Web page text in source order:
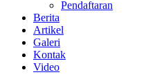
Pendaftaran
Berita
Artikel
Galeri
Kontak
Video